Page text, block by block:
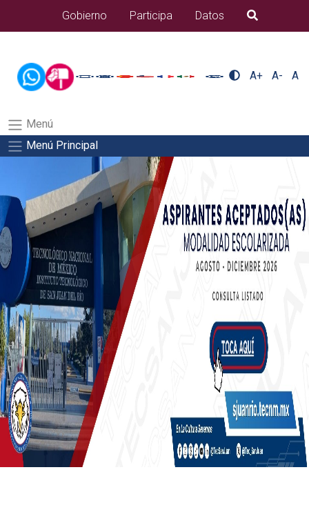
alumnos/plantilla_tecnmSalida del comando:
Gobierno Participa Datos B�squeda
A+ A- A
Menú
Menú Principal